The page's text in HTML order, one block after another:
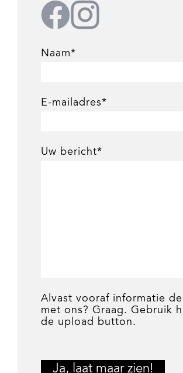
Naam*
E-mailadres*
Uw bericht*
Alvast vooraf informatie
met ons? Graag. Gebruik
de upload button.